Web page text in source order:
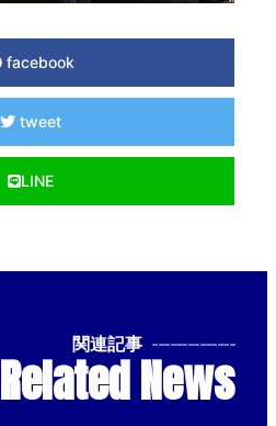
facebook
tweet
LINE
関連記事 --------------
Related News